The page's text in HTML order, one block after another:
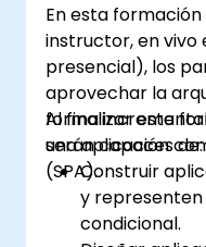
En esta
instructor, en vivo
presencial), los
aprovechar la
forma
una aplicación
(SPA).
Al finalizar esta
serán capaces de:
Construir
y
condicional.